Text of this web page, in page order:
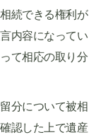
続できる権利が
内容になってい
て相応の取り分
分について被相
認した上で遺産